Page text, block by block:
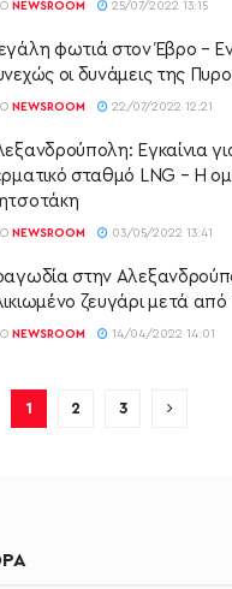
NEWSROOM 25/07/2022 13:15
φωτιά στον Έβρο –
οι δυνάμεις της
NEWSROOM 22/07/2022 12:21
Εγκαίνια
σταθμό LNG – Η
NEWSROOM 03/05/2022 13:41
στην
ζευγάρι μετά από
NEWSROOM 14/04/2022 14:01
1 2 3